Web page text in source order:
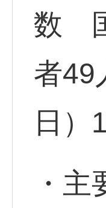
数
者49
日）
・